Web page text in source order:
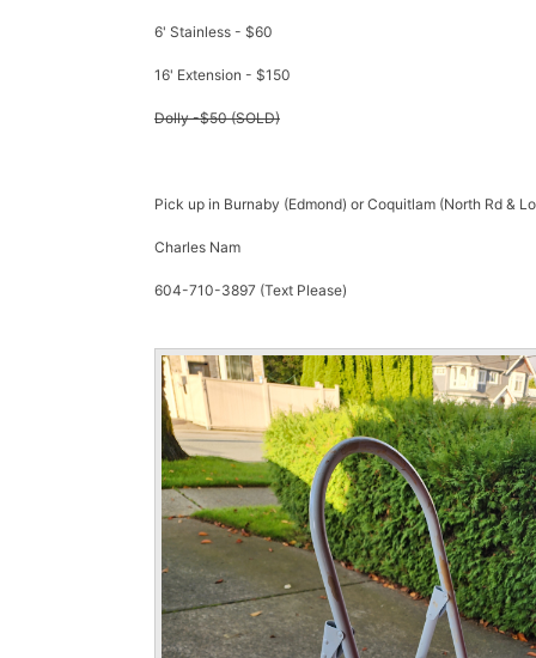
6' Stainless - $60
16' Extension - $150
Dolly -$50 (SOLD)
Pick up in Burnaby (Edmond) or Coquitlam (North Rd &
Charles Nam
604-710-3897 (Text Please)